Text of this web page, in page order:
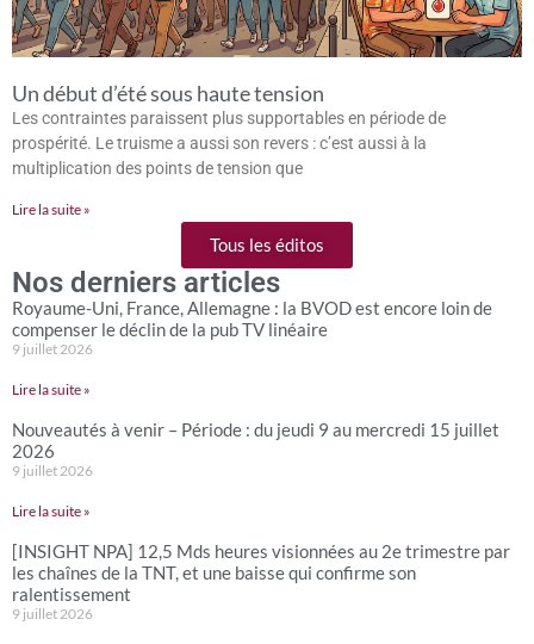
Un début d’été sous haute tension
Les contraintes paraissent plus supportables en période de
prospérité. Le truisme a aussi son revers : c’est aussi à la
multiplication des points de tension que
Lire la suite »
Tous les éditos
Nos derniers articles
Royaume-Uni, France, Allemagne : la BVOD est encore loin de
compenser le déclin de la pub TV linéaire
9 juillet 2026
Lire la suite »
Nouveautés à venir – Période : du jeudi 9 au mercredi 15 juillet
2026
9 juillet 2026
Lire la suite »
[INSIGHT NPA] 12,5 Mds heures visionnées au 2e trimestre par
les chaînes de la TNT, et une baisse qui confirme son
ralentissement
9 juillet 2026